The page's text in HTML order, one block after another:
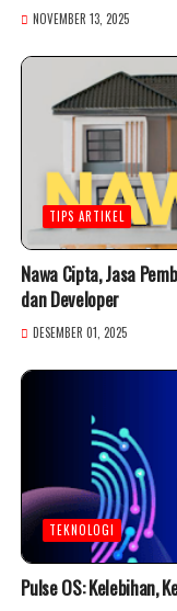
NOVEMBER 13, 2025
TIPS ARTIKEL
Nawa Cipta, Jasa
dan Developer
DESEMBER 01, 2025
TEKNOLOGI
Pulse OS: Kelebihan,